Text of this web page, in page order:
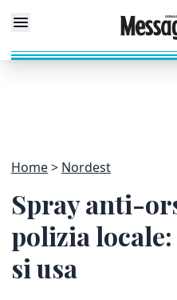
Home Nordest
Spray anti-
polizia locale:
si usa